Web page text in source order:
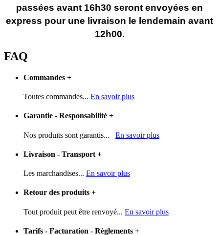
passées avant 16h30 seront envoyées en
express pour une livraison le lendemain avant
12h00.
FAQ
Commandes +
Toutes commandes... En savoir plus
Garantie - Responsabilité +
Nos produits sont garantis... En savoir plus
Livraison - Transport +
Les marchandises... En savoir plus
Retour des produits +
Tout produit peut être renvoyé... En savoir plus
Tarifs - Facturation - Règlements +